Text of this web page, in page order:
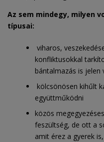
Az sem mindegy, milyen
típusai:
viharos,
konfliktusokkal
bántalmazás is jelen
kölcsönösen kihűlt
együttműködni
közös
feszültség, de ott a
amit érez a gyerek